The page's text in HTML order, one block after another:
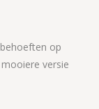
op
versie